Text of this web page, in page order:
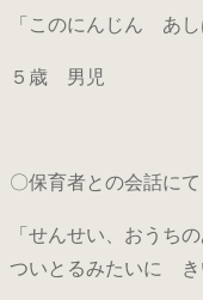
「このにんじん あし
５歳 男児
〇保育者との会話にて
「せんせい、おうち
ついとるみたいに き